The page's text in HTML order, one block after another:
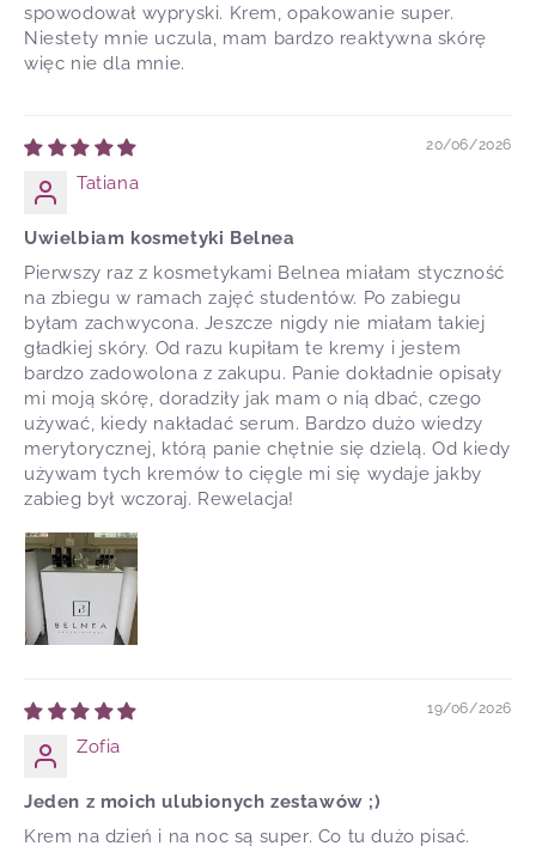
spowodował wypryski. Krem, opakowanie super.
Niestety mnie uczula, mam bardzo reaktywna skórę
więc nie dla mnie.
20/06/2026
Tatiana
Uwielbiam kosmetyki Belnea
Pierwszy raz z kosmetykami Belnea miałam styczność
na zbiegu w ramach zajęć studentów. Po zabiegu
byłam zachwycona. Jeszcze nigdy nie miałam takiej
gładkiej skóry. Od razu kupiłam te kremy i jestem
bardzo zadowolona z zakupu. Panie dokładnie opisały
mi moją skórę, doradziły jak mam o nią dbać, czego
używać, kiedy nakładać serum. Bardzo dużo wiedzy
merytorycznej, którą panie chętnie się dzielą. Od kiedy
używam tych kremów to cięgle mi się wydaje jakby
zabieg był wczoraj. Rewelacja!
19/06/2026
Zofia
Jeden z moich ulubionych zestawów ;)
Krem na dzień i na noc są super. Co tu dużo pisać.